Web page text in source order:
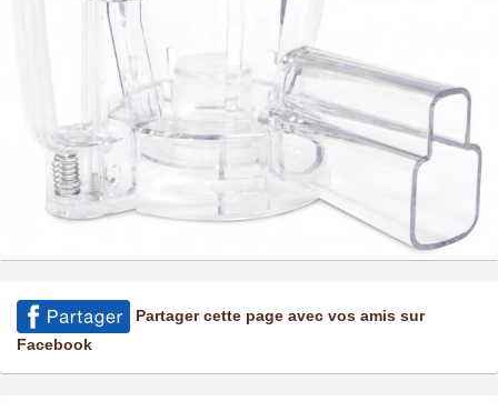
Partager cette page avec vos amis sur
Facebook